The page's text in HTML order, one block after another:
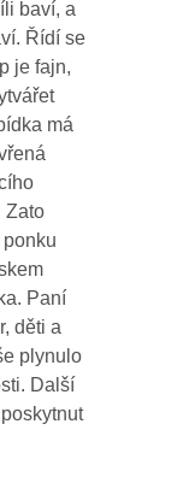
baví, a
Řídí se
je fajn,
má
Zato
Paní
děti a
plynulo
Další